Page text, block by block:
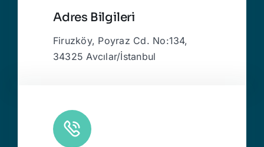
Adres Bilgileri
Firuzköy, Poyraz Cd. No:134,
34325 Avcılar/İstanbul